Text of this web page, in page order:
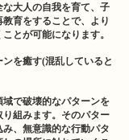
大人の自我を育て、子
育をすることで、より
とが可能になります。
を癒す(混乱していると
で破壊的なパターンを
組みます。そのパター
、無意識的な行動パタ